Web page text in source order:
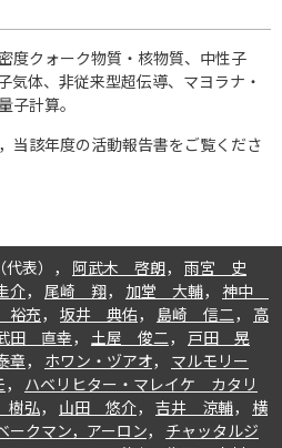
度クォーク物質・核物質、中性子
気体、非従来型超伝導、マヨラナ・
子計算。
当該年度の活動報告書をご覧くださ
（代表）， 阿武木 啓朗， 雨宮 史
介， 尾崎 翔， 加堂 大輔， 神中
充， 坂井 典佑， 島崎 信二， 高
田 直幸， 土屋 俊二， 戸田 晃
章， ホワン・ヅアオ， マルモリー
， ハベリヒター・マレイケ カタリ
弘， 山田 悠介， 吉井 涼輔， 横
ークマン，アーロン， チャッタルジ